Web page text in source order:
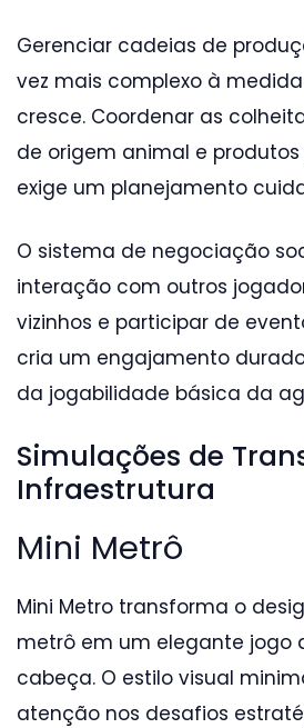
Gerenciar cadeias de
vez mais complexo à
cresce. Coordenar as
de origem animal e
exige um planejamento
O sistema de negociação
interação com outros
vizinhos e participar de
cria um engajamento
da jogabilidade básica da
Simulações de
Infraestrutura
Mini Metrô
Mini Metro transforma o
metrô em um elegante jogo
cabeça. O estilo visual
atenção nos desafios